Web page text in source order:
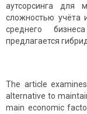
аутсорсинга для
сложностью учёта
среднего
предлагается
The article
alternative to
main economic